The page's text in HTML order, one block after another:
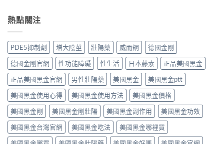
效
析：
從
秒
出
到
持
久
30
分，
雙
效
機
西
非
液
態
劑
型
的
真
相、
用
法
與
香
非）
值
得
買？
藥
效
持
續
時
間、
正
確
用
勁
效
真．
有
咁
勁？
醫
師
話
「目
前
PE
最
有
熱點關注
PDE5抑制劑 增大陰莖 壯陽藥 威而鋼
德國金剛
德國金剛官網
性功能障礙 性生活 日本藤素
正品美國黑金
正品美國黑金官網
男性壯陽藥 美國黑金
美國黑金ptt
美國黑金使用心得
美國黑金使用方法
美國黑金價格
美國黑金剛
美國黑金剛壯陽 美國黑金副作用
美國黑金功效
美國黑金台灣官網
美國黑金吃法
美國黑金哪裡買